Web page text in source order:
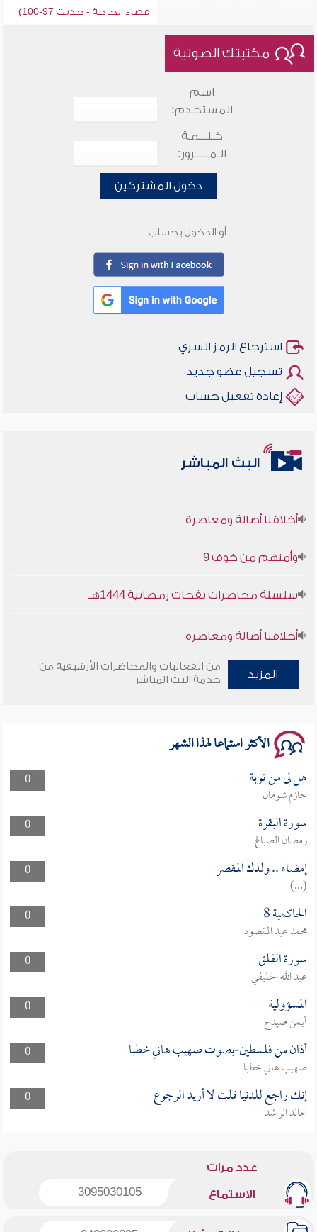
قضاء الحاجة - حديث 97-100)
مكتبتك الصوتية
اسم
المستخدم:
كـلـــمـة
الـمـــــرور:
دخول المشتركين
أو الدخول بحساب
استرجاع الرمز السري
تسجيل عضو جديد
إعادة تفعيل حساب
البث المباشر
أخلاقنا أصالة ومعاصرة
وأمنهم من خوف 9
سلسلة محاضرات نفحات رمضانية 1444هـ
أخلاقنا أصالة ومعاصرة
وأمنهم من خوف 9
المزيد
من الفعاليات والمحاضرات الأرشيفية من
خدمة البث المباشر
الأكثر استماعا لهذا الشهر
0 هل لى من توبة
حازم شومان
0
سورة البقرة
رمضان الصباغ
0
إمضاء .. ولدك المقصر
(...)
0
الحاكمية 8
محمد عبد المقصود
0
سورة الفلق
عبد الله الخليفي
0
المسؤولية
أيمن صيدح
0
أذان من فلسطين-بصوت صهيب هاني خطبا
صهيب هاني خطبا
0
إنك راجع للدنيا قلت لا أريد الرجوع
خالد الراشد
عدد مرات
الاستماع 3095030105